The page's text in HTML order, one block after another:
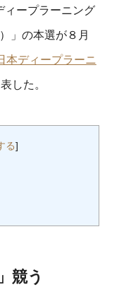
ィープラーニング
」の本選が８月
本ディープラーニ
した。
る]
競う